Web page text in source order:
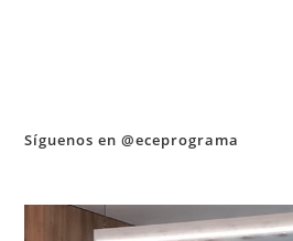
Síguenos en @eceprograma